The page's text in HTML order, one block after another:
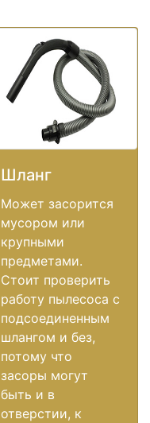
Шланг
Может засорится
мусором или
крупными
предметами.
Стоит проверить
работу пылесоса с
подсоединенным
шлангом и без,
потому что
засоры могут
быть и в
отверстии, к